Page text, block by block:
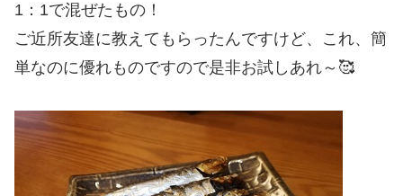
1：1で混ぜたもの！
ご近所友達に教えてもらったんですけど、これ、簡
単なのに優れものですので是非お試しあれ～🥰